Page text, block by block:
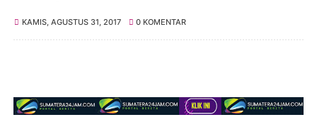
KAMIS, AGUSTUS 31, 2017 0 KOMENTAR